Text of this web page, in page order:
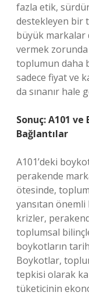
fazla etik,
destekleyen bir
büyük markalar
vermek
toplumun daha
sadece fiyat ve
da sınanır hale
Sonuç: A101
Bağlantılar
A101’deki
perakende
ötesinde,
yansıtan
krizler,
toplumsal
boykotların
Boykotlar,
tepkisi olarak
tüketicinin